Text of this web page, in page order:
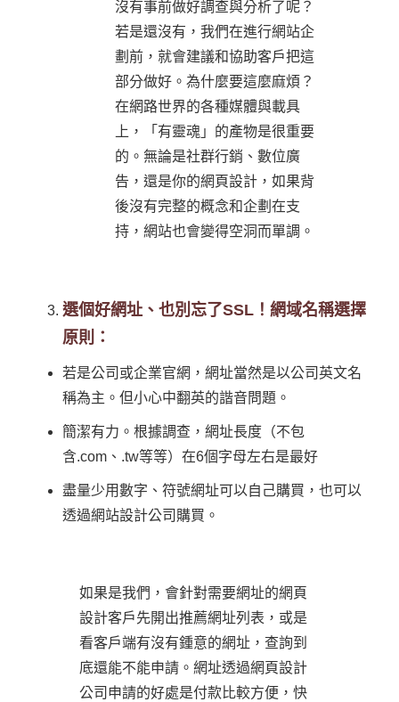
沒有事前做好調查與分析了呢？
若是還沒有，我們在進行網站企
劃前，就會建議和協助客戶把這
部分做好。為什麼要這麼麻煩？
在網路世界的各種媒體與載具
上，「有靈魂」的產物是很重要
的。無論是社群行銷、數位廣
告，還是你的網頁設計，如果背
後沒有完整的概念和企劃在支
持，網站也會變得空洞而單調。
選個好網址、也別忘了SSL！網域名稱選擇
原則：
若是公司或企業官網，網址當然是以公司英文名
稱為主。但小心中翻英的諧音問題。
簡潔有力。根據調查，網址長度（不包
含.com、.tw等等）在6個字母左右是最好
盡量少用數字、符號網址可以自己購買，也可以
透過網站設計公司購買。
如果是我們，會針對需要網址的網頁
設計客戶先開出推薦網址列表，或是
看客戶端有沒有鍾意的網址，查詢到
底還能不能申請。網址透過網頁設計
公司申請的好處是付款比較方便，快